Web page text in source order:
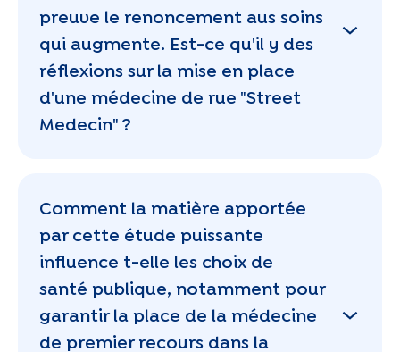
preuve le renoncement aus soins
qui augmente. Est-ce qu'il y des
réflexions sur la mise en place
d'une médecine de rue "Street
Medecin" ?
Comment la matière apportée
par cette étude puissante
influence t-elle les choix de
santé publique, notamment pour
garantir la place de la médecine
de premier recours dans la